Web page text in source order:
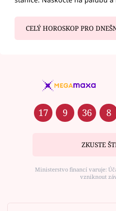
CELÝ HOROSKOP PRO
17 9 36 8
ZKUSTE
Ministerstvo financí varuje:
vzniknout